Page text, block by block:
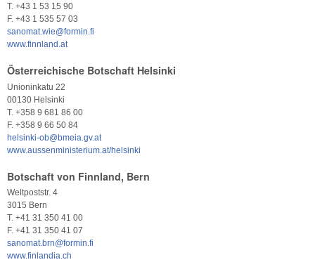
T. +43 1 53 15 90
F. +43 1 535 57 03
sanomat.wie@formin.fi
www.finnland.at
Österreichische Botschaft Helsinki
Unioninkatu 22
00130 Helsinki
T. +358 9 681 86 00
F. +358 9 66 50 84
helsinki-ob@bmeia.gv.at
www.aussenministerium.at/helsinki
Botschaft von Finnland, Bern
Weltpoststr. 4
3015 Bern
T. +41 31 350 41 00
F. +41 31 350 41 07
sanomat.brn@formin.fi
www.finlandia.ch